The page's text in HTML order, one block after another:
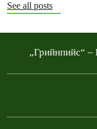
See all posts
„Грийнпийс“ –